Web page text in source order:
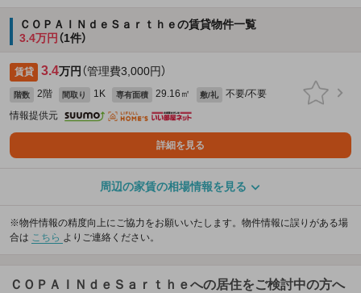
ＣＯＰＡＩＮｄｅＳａｒｔｈｅの賃貸物件一覧
3.4万円 （1件）
賃貸 3.4万円 （管理費3,000円）
階数 2階 間取り 1K 専有面積 29.16㎡ 敷/礼
不要/不要
情報提供元
詳細を見る
周辺の家賃の相場情報を見る
※物件情報の精度向上にご協力をお願いいたします。物件情報に誤りがある場
合は こちら よりご連絡ください。
ＣＯＰＡＩＮｄｅＳａｒｔｈｅへの居住をご検討中の方へ